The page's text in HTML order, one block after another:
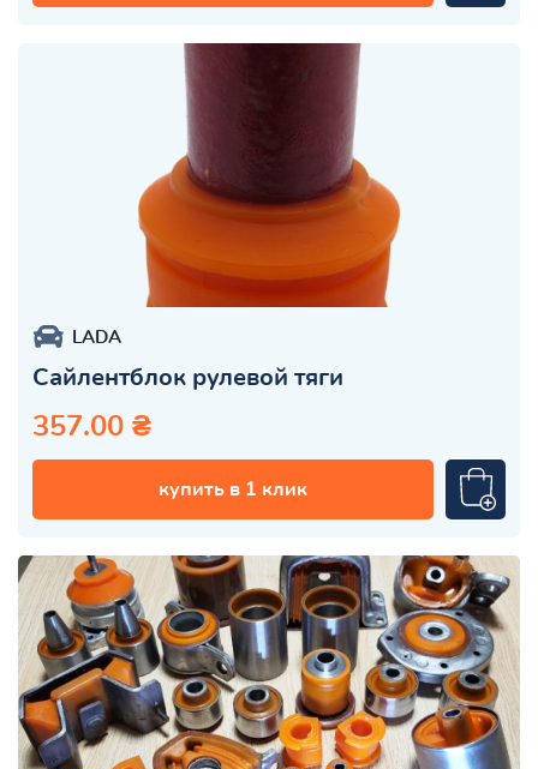
LADA
Сайлентблок рулевой тяги
357.00 ₴
купить в 1 клик